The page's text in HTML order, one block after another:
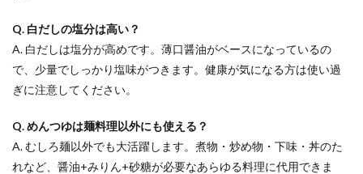
Q. 白だしの塩分は高い？
A. 白だしは塩分が高めです。薄口醤油がベースになっているの
で、少量でしっかり塩味がつきます。健康が気になる方は使い過
ぎに注意してください。
Q. めんつゆは麺料理以外にも使える？
A. むしろ麺以外でも大活躍します。煮物・炒め物・下味・丼のた
れなど、醤油+みりん+砂糖が必要なあらゆる料理に代用できま